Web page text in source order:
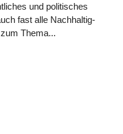
und poli­ti­sches
fast alle Nach­hal­tig­
Thema...